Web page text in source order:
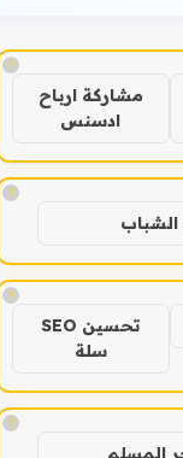
!
مشاركة ارباح
ادسنس
!
الشباب
!
تحسين SEO
سلة
!
المسلم